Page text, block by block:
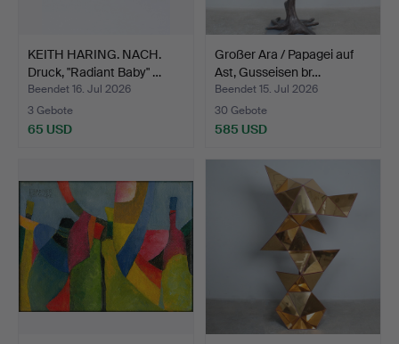
KEITH HARING. NACH.
Druck, "Radiant Baby" …
Beendet 16. Jul 2026
3 Gebote
65 USD
Großer Ara / Papagei auf
Ast, Gusseisen br…
Beendet 15. Jul 2026
30 Gebote
585 USD